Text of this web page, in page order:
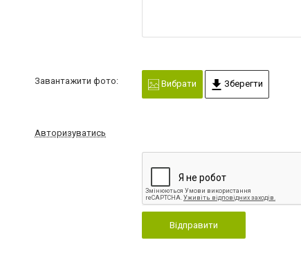
Завантажити фото: Вибрати Зберегти
Авторизуватись
Відправити